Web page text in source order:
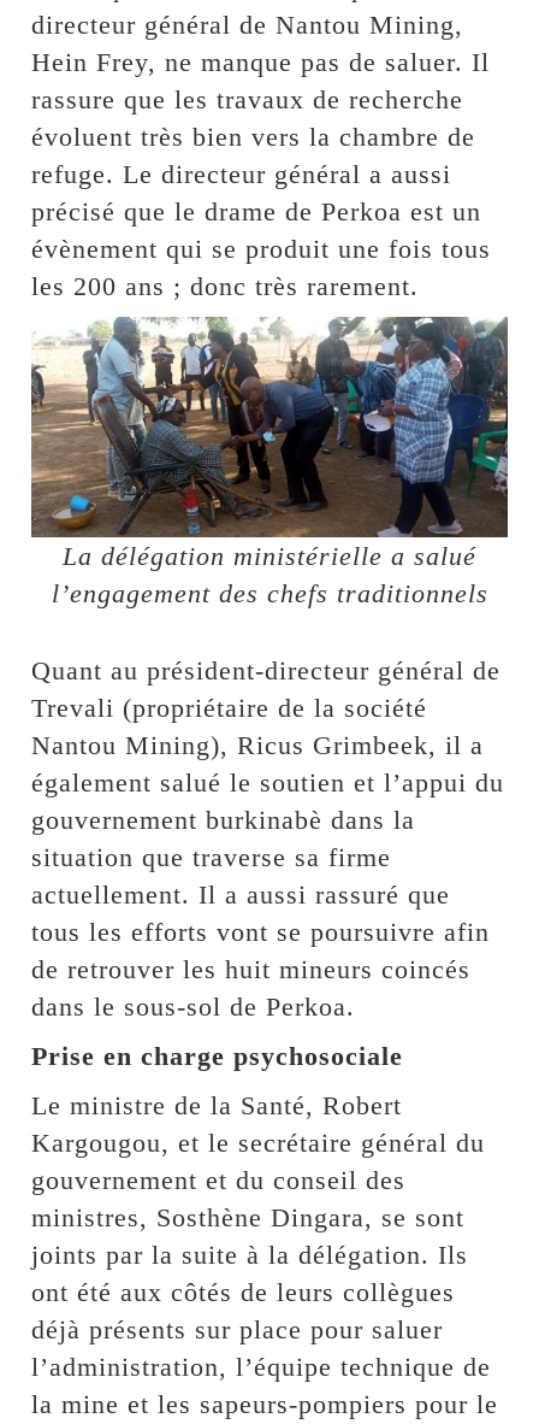
directeur général de Nantou Mining,
Hein Frey, ne manque pas de saluer. Il
rassure que les travaux de recherche
évoluent très bien vers la chambre de
refuge. Le directeur général a aussi
précisé que le drame de Perkoa est un
évènement qui se produit une fois tous
les 200 ans ; donc très rarement.
La délégation ministérielle a salué
l’engagement des chefs traditionnels
Quant au président-directeur général de
Trevali (propriétaire de la société
Nantou Mining), Ricus Grimbeek, il a
également salué le soutien et l’appui du
gouvernement burkinabè dans la
situation que traverse sa firme
actuellement. Il a aussi rassuré que
tous les efforts vont se poursuivre afin
de retrouver les huit mineurs coincés
dans le sous-sol de Perkoa.
Prise en charge psychosociale
Le ministre de la Santé, Robert
Kargougou, et le secrétaire général du
gouvernement et du conseil des
ministres, Sosthène Dingara, se sont
joints par la suite à la délégation. Ils
ont été aux côtés de leurs collègues
déjà présents sur place pour saluer
l’administration, l’équipe technique de
la mine et les sapeurs-pompiers pour le